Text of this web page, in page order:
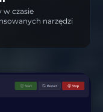
w czasie
narzędzi